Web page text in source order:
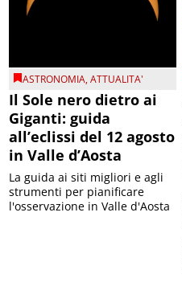
ASTRONOMIA,ATTUALITA'
Il Sole nero dietro ai
Giganti: guida
all’eclissi del 12 agosto
in Valle d’Aosta
La guida ai siti migliori e agli
strumenti per pianificare
l'osservazione in Valle d'Aosta